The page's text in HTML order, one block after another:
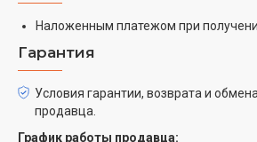
Наложенным платежом при
Гарантия
Условия гарантии, возврата и
продавца.
График работы продавца: